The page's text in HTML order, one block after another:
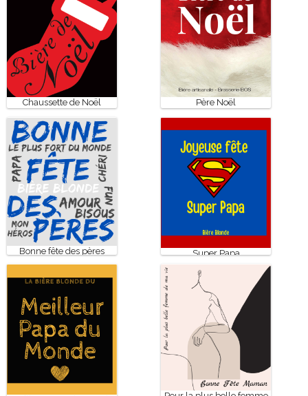
Chaussette de Noël Père Noël
Bonne fête des pères Super Papa